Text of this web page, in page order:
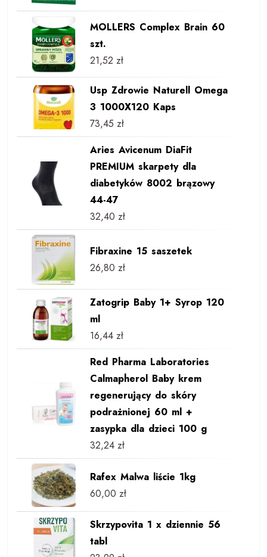
MOLLERS Complex Brain 60
szt.
21,52 zł
Usp Zdrowie Naturell Omega
3 1000X120 Kaps
73,45 zł
Aries Avicenum DiaFit
PREMIUM skarpety dla
diabetyków 8002 brązowy
44-47
32,40 zł
Fibraxine 15 saszetek
26,80 zł
Zatogrip Baby 1+ Syrop 120
ml
16,44 zł
Red Pharma Laboratories
Calmapherol Baby krem
regenerujący do skóry
podrażnionej 60 ml +
zasypka dla dzieci 100 g
32,24 zł
Rafex Malwa liście 1kg
60,00 zł
Skrzypovita 1 x dziennie 56
tabl